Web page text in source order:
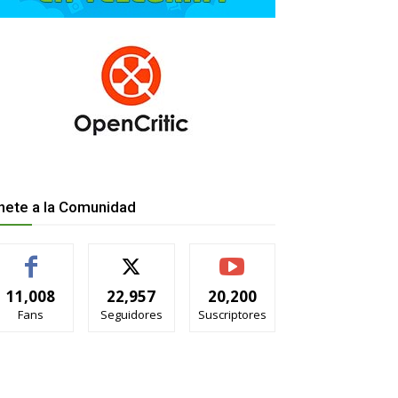
a la Comunidad
11,008
Fans
22,957
Seguidores
20,200
Suscriptores